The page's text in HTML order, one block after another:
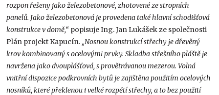
rozpon řešeny jako železobetonové, zhotovené ze stropních
panelů. Jako železobetonová je provedena také hlavní schodišťová
konstrukce v domě,“ popisuje Ing. Jan Lukášek ze společnosti
Plán projekt Kapucín. „Nosnou konstrukcí střechy je dřevěný
krov kombinovaný s ocelovými prvky. Skladba střešního pláště je
navržena jako dvouplášťová, s provětrávanou mezerou. Volná
vnitřní dispozice podkrovních bytů je zajištěna použitím ocelových
nosníků, které překlenou i velké rozpětí střechy, a to bez použití